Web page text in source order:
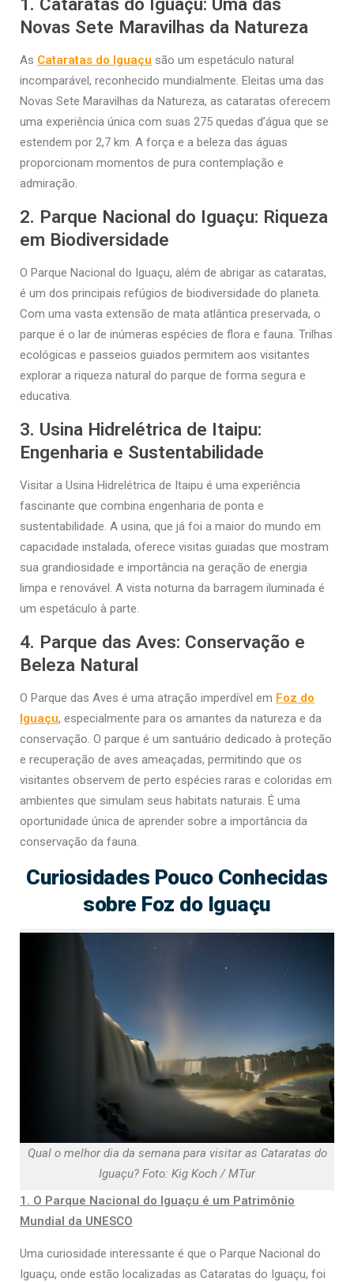
Novas Sete Maravilhas da Natureza
As Cataratas do Iguaçu são um espetáculo natural
incomparável, reconhecido mundialmente. Eleitas uma das
Novas Sete Maravilhas da Natureza, as cataratas oferecem
uma experiência única com suas 275 quedas d’água que se
estendem por 2,7 km. A força e a beleza das águas
proporcionam momentos de pura contemplação e
admiração.
2. Parque Nacional do Iguaçu: Riqueza
em Biodiversidade
O Parque Nacional do Iguaçu, além de abrigar as cataratas,
é um dos principais refúgios de biodiversidade do planeta.
Com uma vasta extensão de mata atlântica preservada, o
parque é o lar de inúmeras espécies de flora e fauna. Trilhas
ecológicas e passeios guiados permitem aos visitantes
explorar a riqueza natural do parque de forma segura e
educativa.
3. Usina Hidrelétrica de Itaipu:
Engenharia e Sustentabilidade
Visitar a Usina Hidrelétrica de Itaipu é uma experiência
fascinante que combina engenharia de ponta e
sustentabilidade. A usina, que já foi a maior do mundo em
capacidade instalada, oferece visitas guiadas que mostram
sua grandiosidade e importância na geração de energia
limpa e renovável. A vista noturna da barragem iluminada é
um espetáculo à parte.
4. Parque das Aves: Conservação e
Beleza Natural
O Parque das Aves é uma atração imperdível em Foz do
Iguaçu, especialmente para os amantes da natureza e da
conservação. O parque é um santuário dedicado à proteção
e recuperação de aves ameaçadas, permitindo que os
visitantes observem de perto espécies raras e coloridas em
ambientes que simulam seus habitats naturais. É uma
oportunidade única de aprender sobre a importância da
conservação da fauna.
Curiosidades Pouco Conhecidas
sobre Foz do Iguaçu
Qual o melhor dia da semana para visitar as Cataratas do
Iguaçu? Foto: Kig Koch / MTur
1. O Parque Nacional do Iguaçu é um Patrimônio
Mundial da UNESCO
Uma curiosidade interessante é que o Parque Nacional do
Iguaçu, onde estão localizadas as Cataratas do Iguaçu, foi